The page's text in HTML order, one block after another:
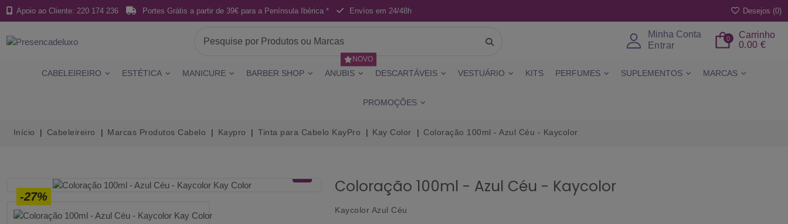
Apoio ao Cliente: 220 174 236 Portes Grátis a partir de 39€ para a Península Ibérica * Envíos em 24/48h Desejos (0)
Minha Conta
Entrar
Carrinho
0
0.00 €
CABELEIREIRO ESTÉTICA MANICURE BARBER SHOP ANUBIS
NOVO
DESCARTÁVEIS VESTUÁRIO KITS PERFUMES SUPLEMENTOS MARCAS
PROMOÇÕES
Início Cabeleireiro Marcas Produtos Cabelo Kaypro Tinta para Cabelo KayPro Kay Color Coloração 100ml - Azul Céu - Kaycolor
-27% Coloração 100ml - Azul Céu - Kaycolor
Kaycolor Azul Céu